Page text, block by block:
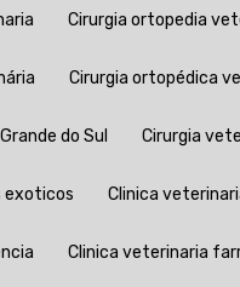
Cirurgia ortopedia
Cirurgia ortopédica
do Sul Cirurgia
exoticos Clinica
Clinica veterinaria